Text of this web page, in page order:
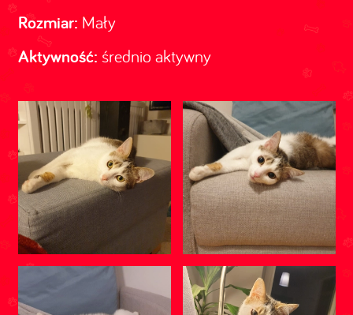
Rozmiar: Mały
Aktywność: średnio aktywny